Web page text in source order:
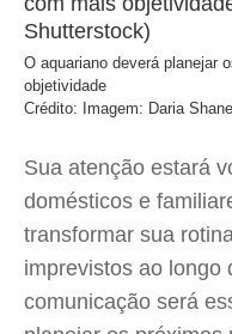
O aquariano deverá planejar
objetividade
Crédito: Imagem: Daria
Sua atenção estará
domésticos e
transformar sua
imprevistos ao longo
comunicação será